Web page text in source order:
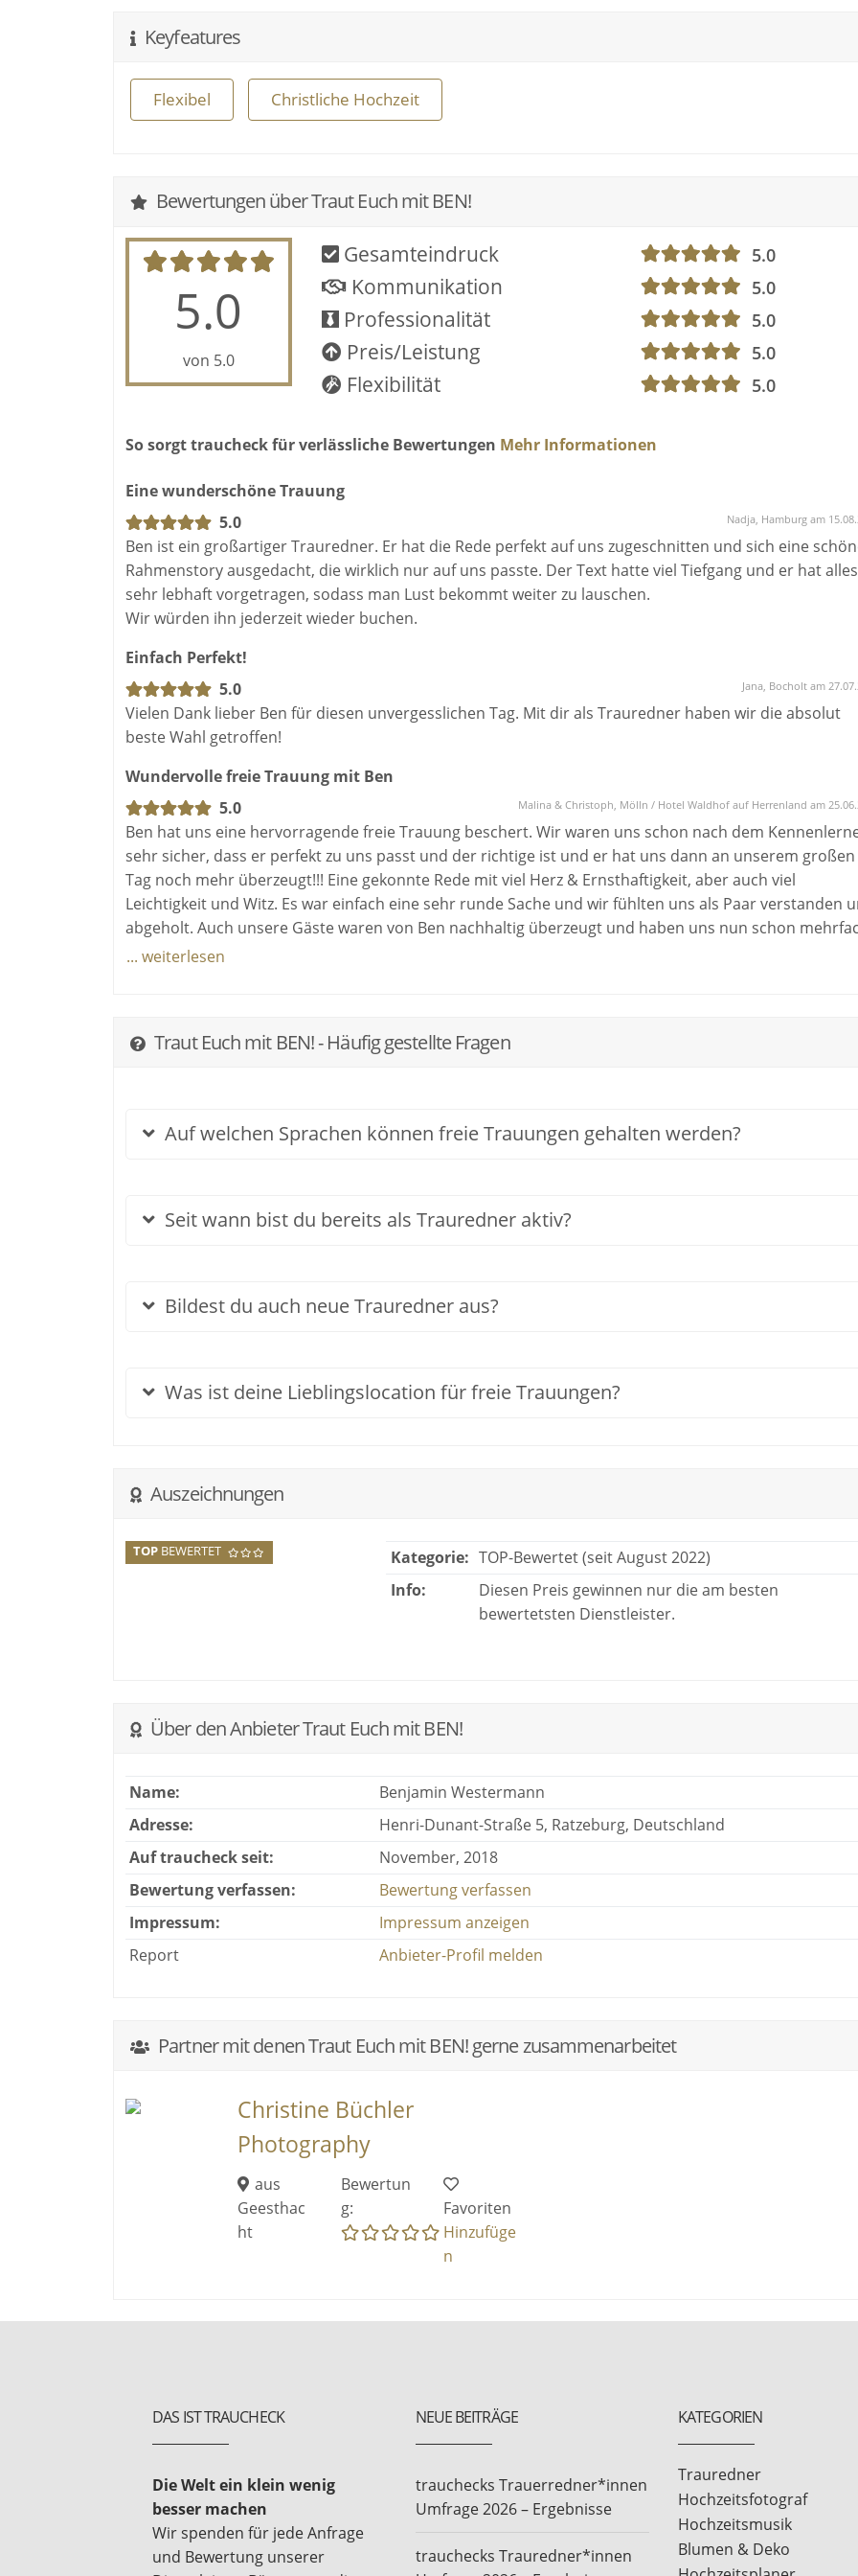
Keyfeatures
Flexibel Christliche Hochzeit
Bewertungen über Traut Euch mit BEN!
5.0
von 5.0
Gesamteindruck 5.0
Kommunikation 5.0
Professionalität 5.0
Preis/Leistung 5.0
Flexibilität 5.0
So sorgt traucheck für verlässliche Bewertungen Mehr Informationen
Eine wunderschöne Trauung
5.0
Nadja, Hamburg am
Ben ist ein großartiger Trauredner. Er hat die Rede perfekt auf uns zugeschnitten und sich eine
Rahmenstory ausgedacht, die wirklich nur auf uns passte. Der Text hatte viel Tiefgang und er hat alles
sehr lebhaft vorgetragen, sodass man Lust bekommt weiter zu lauschen.
Wir würden ihn jederzeit wieder buchen.
Einfach Perfekt!
5.0
Jana, Bocholt am
Vielen Dank lieber Ben für diesen unvergesslichen Tag. Mit dir als Trauredner haben wir die absolut
beste Wahl getroffen!
Wundervolle freie Trauung mit Ben
5.0
Malina & Christoph, Mölln / Hotel Waldhof auf Herrenland am
Ben hat uns eine hervorragende freie Trauung beschert. Wir waren uns schon nach dem
sehr sicher, dass er perfekt zu uns passt und der richtige ist und er hat uns dann an unserem großen
Tag noch mehr überzeugt!!! Eine gekonnte Rede mit viel Herz & Ernsthaftigkeit, aber auch viel
Leichtigkeit und Witz. Es war einfach eine sehr runde Sache und wir fühlten uns als Paar verstanden
abgeholt. Auch unsere Gäste waren von Ben nachhaltig überzeugt und haben uns nun schon
auf ihn angesprochen. Wir danken Ben sehr, dass er uns einen so unvergesslichen Moment geschaffen
... weiterlesen
Traut Euch mit BEN! - Häufig gestellte Fragen
Auf welchen Sprachen können freie Trauungen gehalten werden?
Seit wann bist du bereits als Trauredner aktiv?
Bildest du auch neue Trauredner aus?
Was ist deine Lieblingslocation für freie Trauungen?
Auszeichnungen
TOPBEWERTET Kategorie: TOP-Bewertet (seit August 2022)
Info:
Diesen Preis gewinnen nur die am besten
bewertetsten Dienstleister.
Über den Anbieter Traut Euch mit BEN!
Name:
Benjamin Westermann
Adresse:
Henri-Dunant-Straße 5, Ratzeburg, Deutschland
Auf traucheck seit:
November, 2018
Bewertung verfassen:
Bewertung verfassen
Impressum:
Impressum anzeigen
Report
Anbieter-Profil melden
Partner mit denen Traut Euch mit BEN! gerne zusammenarbeitet
Christine Büchler
Photography
aus
Geesthac
ht
Bewertun
g:
Favoriten
Hinzufüge
n
DAS IST TRAUCHECK
Die Welt ein klein wenig
besser machen
Wir spenden für jede Anfrage
und Bewertung unserer
NEUE BEITRÄGE
trauchecks Trauerredner*innen
Umfrage 2026 – Ergebnisse
trauchecks Trauredner*innen
KATEGORIEN
Trauredner
Hochzeitsfotograf
Hochzeitsmusik
Blumen & Deko